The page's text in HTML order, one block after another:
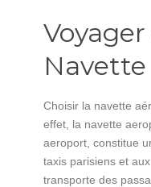
Choisir la navette
effet, la navette
aeroport, constitue
taxis parisiens et
transporte des